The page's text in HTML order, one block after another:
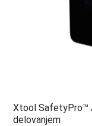
Xtool SafetyPro™
delovanjem